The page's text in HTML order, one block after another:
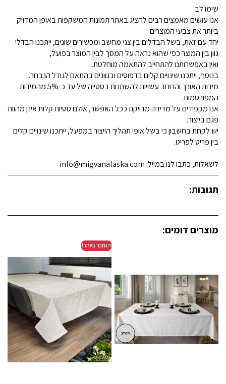
שימו לב:
אנו עושים מאמצים רבים להציג באתר תמונות המשקפות באופן המדויק
ביותר את צבעי המוצרים.
יחד עם זאת, בשל הבדלים בין צגי מחשב ומכשירים שונים, ייתכנו הבדלי
גוון בין המוצר כפי שהוא נראה על המסך לבין המוצר בפועל,
ואין באפשרותנו להתחייב להתאמה מוחלטת.
בנוסף, ייתכנו שינויים קלים בדפוסים ובגוונים בהתאם לגודל הנבחר.
מידות האורך והרוחב עשויות להשתנות בסטייה של עד כ-5% מהמידות
המפורסמות.
אנו מקפידים על מדידה מדויקת ככל האפשר, אולם סטיות קלות אינן מהוות
פגם בייצור.
יש לקחת בחשבון כי בשל אופי תהליך הייצור במפעל, ייתכנו שינויים קלים
בין פריט לפריט.
לשאלות, כתבו לנו במייל: info@migvanalaska.com
תגובות:
מוצרים דומים: